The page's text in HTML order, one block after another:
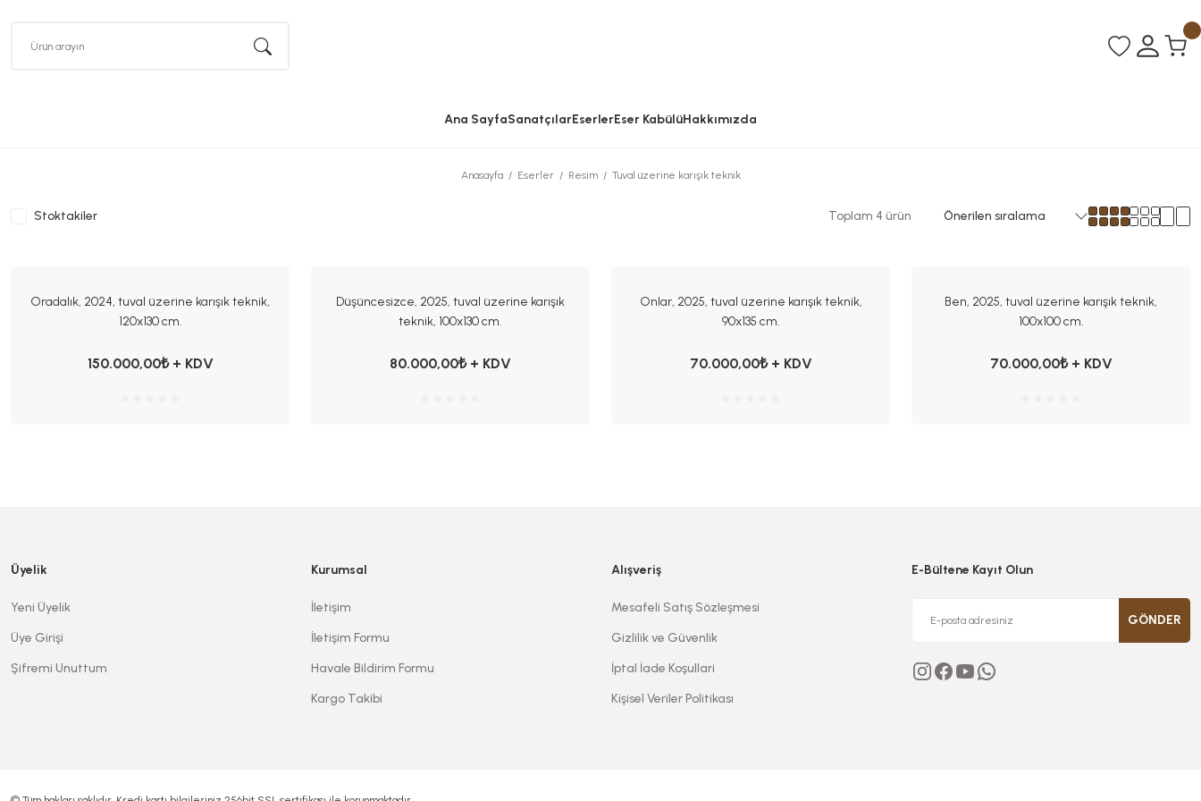
Ana SayfaSanatçılarEserlerEser KabülüHakkımızda
Anasayfa Eserler Resim Tuval üzerine karışık teknik
Stoktakiler Toplam 4 ürün
Oradalık, 2024, tuval üzerine karışık teknik,
120x130 cm.
150.000,00₺ + KDV
Düşüncesizce, 2025, tuval üzerine karışık
teknik, 100x130 cm.
80.000,00₺ + KDV
Onlar, 2025, tuval üzerine karışık teknik,
90x135 cm.
70.000,00₺ + KDV
Ben, 2025, tuval üzerine karışık teknik,
100x100 cm.
70.000,00₺ + KDV
Üyelik
Yeni Üyelik
Üye Girişi
Şifremi Unuttum
Kurumsal
İletişim
İletişim Formu
Havale Bildirim Formu
Kargo Takibi
Alışveriş
Mesafeli Satış Sözleşmesi
Gizlilik ve Güvenlik
İptal İade Koşullari
Kişisel Veriler Politikası
E-Bültene Kayıt Olun
GÖNDER